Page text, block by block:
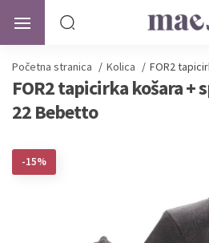
Početna stranica / Kolica / FOR2
FOR2 tapicirka košara +
22 Bebetto
-15%